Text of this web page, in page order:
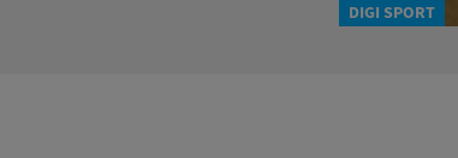
DIGI SPORT